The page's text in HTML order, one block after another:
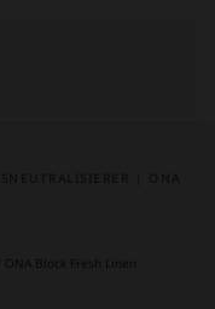
/ ONA Block Fresh Linen